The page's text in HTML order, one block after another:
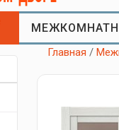
Главная /